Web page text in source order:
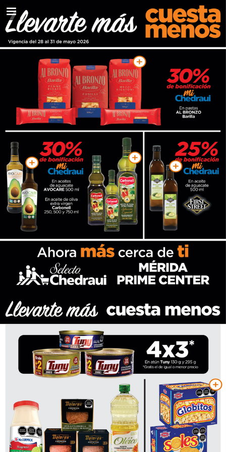
Vista previa de páginas
Pantalla completa
Descargar PDF
Mis favoritos
Mi Lista de Compras
Informe de publicación